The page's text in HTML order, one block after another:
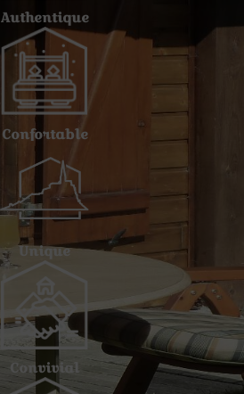
Authentique
Confortable
Unique
Convivial